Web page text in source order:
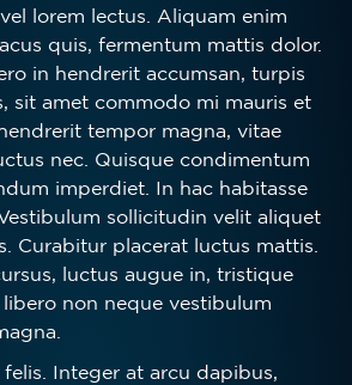
lorem lectus. Aliquam enim
quis, fermentum mattis dolor.
in hendrerit accumsan, turpis
sit amet commodo mi mauris et
tempor magna, vitae
nec. Quisque condimentum
imperdiet. In hac habitasse
sollicitudin velit aliquet
Curabitur placerat luctus mattis.
luctus augue in, tristique
non neque vestibulum
Integer at arcu dapibus,